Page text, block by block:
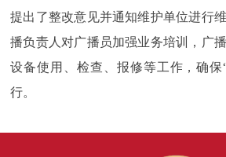
提出了整改意见并通知维护单位进行
播负责人对广播员加强业务培训，广
设备使用、检查、报修等工作，确保
行。